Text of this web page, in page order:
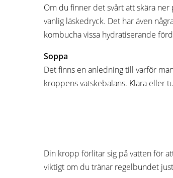
Om du finner det svårt att skära
vanlig läskedryck. Det har även
kombucha vissa hydratiserande
Soppa
Det finns en anledning till varför
kroppens vätskebalans. Klara eller
Din kropp förlitar sig på vatten för
viktigt om du tränar regelbundet